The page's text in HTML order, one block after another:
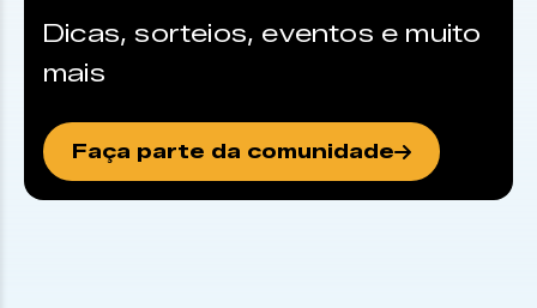
Dicas, sorteios, eventos e muito
mais
Faça parte da comunidade